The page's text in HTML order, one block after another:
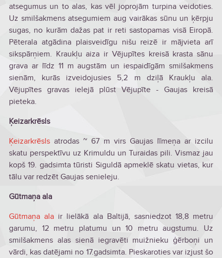
atsegumus un to alas, kas vēl joprojām turpina veidoties.
Uz smilšakmens atsegumiem aug vairākas sūnu un ķērpju
sugas, no kurām dažas pat ir reti sastopamas visā Eiropā.
Pēterala atgādina plaisveidīgu nišu reizē ir mājvieta arī
sikspārņiem. Kraukļu aiza ir Vējupītes kreisā krasta sānu
grava ar līdz 11 m augstām un iespaidīgām smilšakmens
sienām, kurās izveidojusies 5,2 m dziļā Kraukļu ala.
Vējupītes gravas ielejā plūst Vējupīte - Gaujas kreisā
pieteka.
Ķeizarkrēsls
Ķeizarkrēslsatrodas ~ 67 m virs Gaujas līmeņa ar izcilu
skatu perspektīvu uz Krimuldu un Turaidas pili. Vismaz jau
kopš 19. gadsimta tūristi Siguldā apmeklē skatu vietas, kur
tālu var redzēt Gaujas senieleju.
Gūtmaņa ala
Gūtmaņa ala ir lielākā ala Baltijā, sasniedzot 18,8 metru
garumu, 12 metru platumu un 10 metru augstumu. Uz
smilšakmens alas sienā iegravēti muižnieku ģērboņi un
vārdi, kas datējami no 17.gadsimta. Pieskaroties var izjust šo